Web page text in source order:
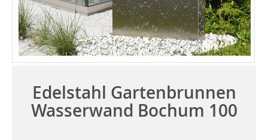
Edelstahl Gartenbrunnen
Wasserwand Bochum 100